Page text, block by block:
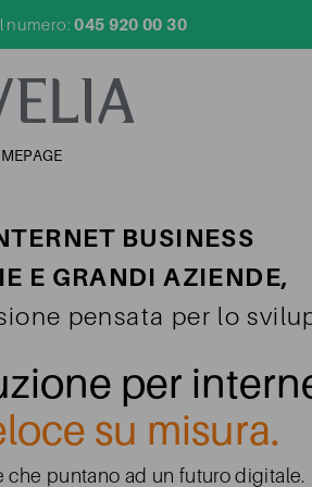
numero: 045 920 00 30
BUSINESS
E GRANDI AZIENDE,
pensata per lo
per
su misura.
che puntano ad un futuro digitale.